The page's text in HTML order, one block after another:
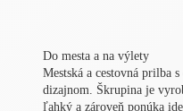
Do mesta a na výlety
Mestská a cestovná prilba
dizajnom. Škrupina je
ľahký a zároveň ponúka